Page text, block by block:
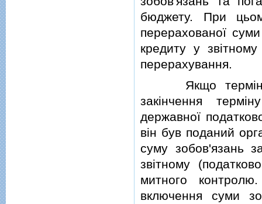
бюджету. При
перерахованої
кредиту у
перерахування.
Якщо термiн
закiнчення
державної
вiн був поданий
суму зобов'язань
звiтному
митного
включення суми